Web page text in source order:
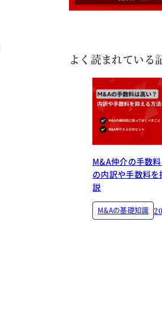
よく読まれている
M&A仲介の手数
の内訳や手数料
説
M&Aの基礎知識